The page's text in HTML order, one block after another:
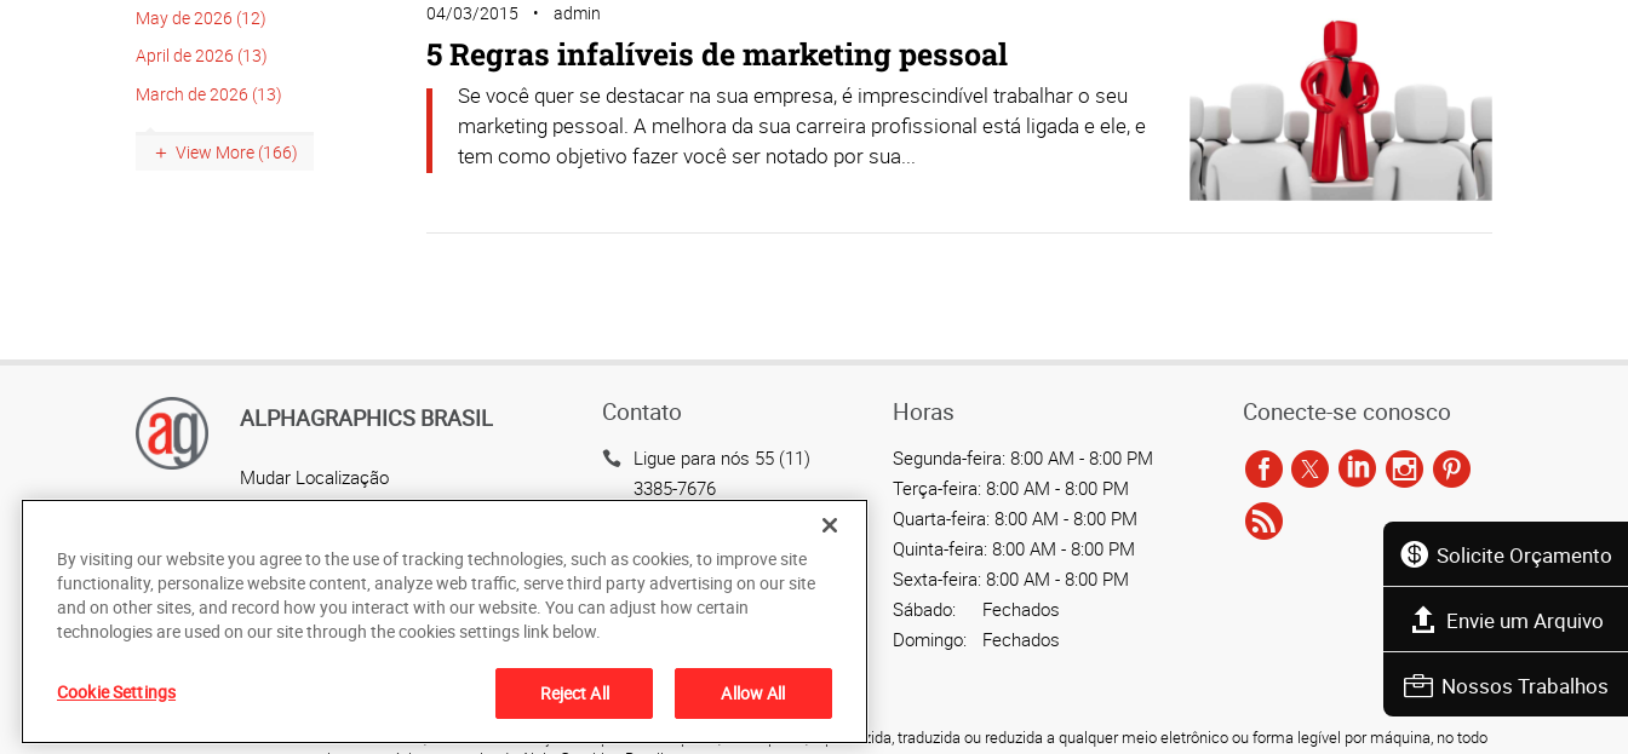
Solicite Orçamento
Envie um Arquivo
Nossos Trabalhos
May de 2026 (12)
April de 2026 (13)
March de 2026 (13)
View More (166)
04/03/2015 admin
5 Regras infalíveis de marketing pessoal
Se você quer se destacar na sua empresa, é imprescindível trabalhar o seu
marketing pessoal. A melhora da sua carreira profissional está ligada e ele, e
tem como objetivo fazer você ser notado por sua...
ALPHAGRAPHICS BRASIL
Mudar Localização
AlphaGraphics Brasil
Contato
Ligue para nós 55 (11)
3385-7676
Avenida das Nações
Unidas, 12901 - Loja 145
Horas
Segunda-feira: 8:00 AM - 8:00 PM
Terça-feira: 8:00 AM - 8:00 PM
Quarta-feira: 8:00 AM - 8:00 PM
Quinta-feira: 8:00 AM - 8:00 PM
Sexta-feira: 8:00 AM - 8:00 PM
Sábado:
Fechados
Domingo:
Fechados
Conecte-se conosco
De acordo com as leis de direitos autorais, esta documentação não pode ser copiada, fotocopiada, reproduzida, traduzida ou reduzida a qualquer meio eletrônico ou forma legível por máquina, no todo
By visiting our website you agree to the use of tracking technologies, such as cookies, to improve site
functionality, personalize website content, analyze web traffic, serve third party advertising on our site
and on other sites, and record how you interact with our website. You can adjust how certain
technologies are used on our site through the cookies settings link below.
Cookie Settings Reject All Allow All